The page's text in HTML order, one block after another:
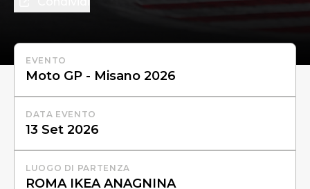
EVENTO
DATA EVENTO
LUOGO DI PARTENZA